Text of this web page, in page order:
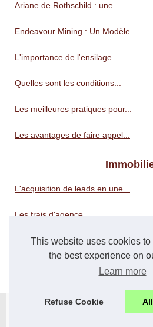
This website uses cookies to
the best experience on
Learn more
Refuse Cookie
Ariane de Rothschild : une...
Endeavour Mining : Un Modèle...
L'importance de l'ensilage...
Quelles sont les conditions...
Les meilleures pratiques pour...
Les avantages de faire appel...
L'acquisition de leads en une...
Les frais d'agence...
Logistique e-Commerce à...
Suiteaffaire.com/ Liste nos